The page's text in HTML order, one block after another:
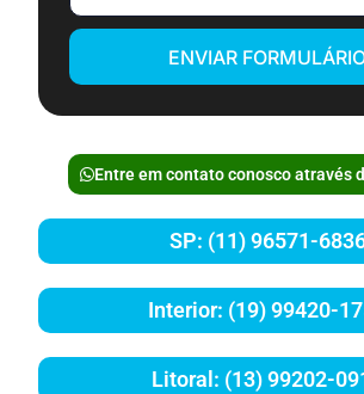
ENVIAR
Entre em contato conosco através
SP: (11) 96571-
Interior: (19) 99420-
Litoral: (13) 99202-